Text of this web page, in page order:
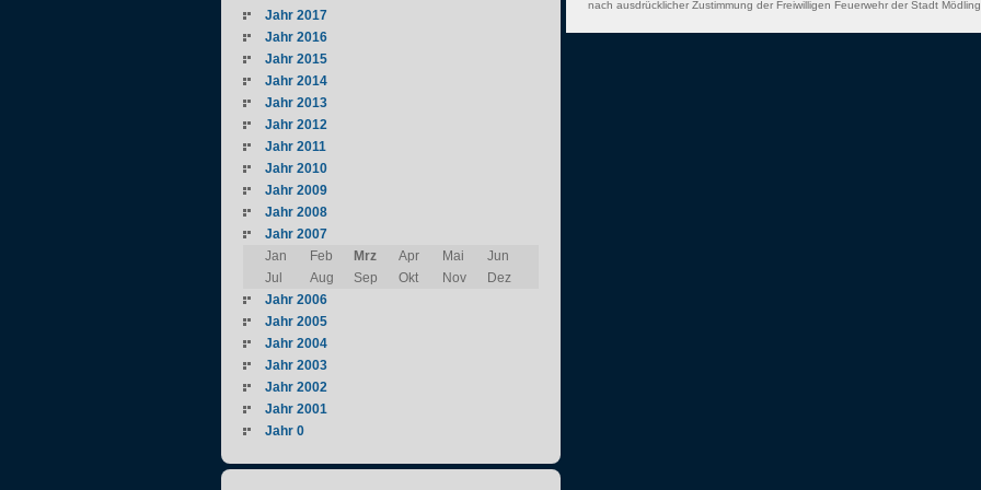
nach ausdrücklicher Zustimmung der Freiwilligen Feuerwehr der Stadt
Jahr 2017
Jahr 2016
Jahr 2015
Jahr 2014
Jahr 2013
Jahr 2012
Jahr 2011
Jahr 2010
Jahr 2009
Jahr 2008
Jahr 2007
Jan
Feb Mrz Apr Mai
Jun
Jul
Aug Sep Okt Nov
Dez
Jahr 2006
Jahr 2005
Jahr 2004
Jahr 2003
Jahr 2002
Jahr 2001
Jahr 0